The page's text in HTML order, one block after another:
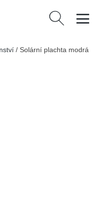
Vyhledávání
/ Solární plachta modrá